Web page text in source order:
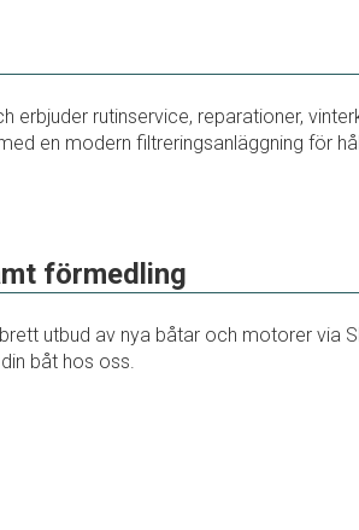
erbjuder rutinservice, reparationer,
en modern filtreringsanläggning för
förmedling
utbud av nya båtar och motorer via
båt hos oss.